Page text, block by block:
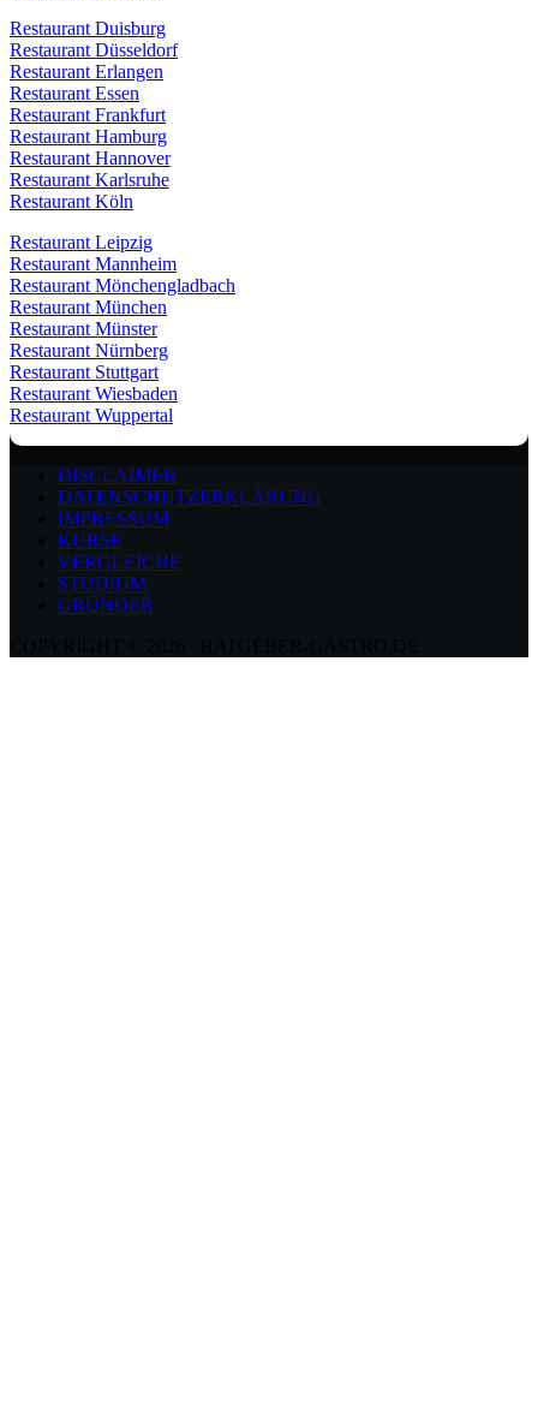
Restaurant Duisburg
Restaurant Düsseldorf
Restaurant Erlangen
Restaurant Essen
Restaurant Frankfurt
Restaurant Hamburg
Restaurant Hannover
Restaurant Karlsruhe
Restaurant Köln
Restaurant Leipzig
Restaurant Mannheim
Restaurant Mönchengladbach
Restaurant München
Restaurant Münster
Restaurant Nürnberg
Restaurant Stuttgart
Restaurant Wiesbaden
Restaurant Wuppertal
DISCLAIMER
DATENSCHUTZERKLÄRUNG
IMPRESSUM
KURSE
VERGLEICHE
STUDIUM
GRÜNDER